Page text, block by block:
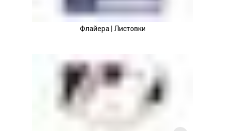
Флайера | Листовки